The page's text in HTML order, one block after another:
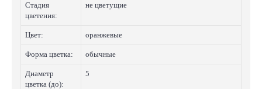
Стадия
цветения:
не цветущие
Цвет: оранжевые
Форма цветка: обычные
Диаметр
цветка (до):
5